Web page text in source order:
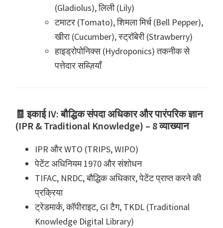
(Gladiolus), लिली (Lily)
टमाटर (Tomato), शिमला मिर्च (Bell Pepper),
खीरा (Cucumber), स्ट्रॉबेरी (Strawberry)
हाइड्रोपोनिक्स (Hydroponics) तकनीक से
पत्तेदार सब्ज़ियाँ
🧾 इकाई IV: बौद्धिक संपदा अधिकार और पारंपरिक ज्ञान
(IPR & Traditional Knowledge) – 8 व्याख्यान
IPR और WTO (TRIPS, WIPO)
पेटेंट अधिनियम 1970 और संशोधन
TIFAC, NRDC, बौद्धिक अधिकार, पेटेंट प्राप्त करने की
प्रक्रिया
ट्रेडमार्क, कॉपीराइट, GI टैग, TKDL (Traditional
Knowledge Digital Library)